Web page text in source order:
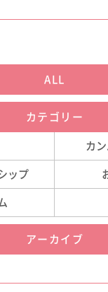
ALL
カテゴリー
カ
ップ
アーカイブ